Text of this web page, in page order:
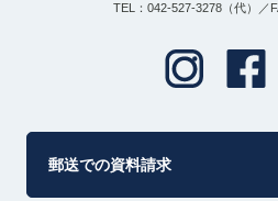
TEL：042-527-3278（代）／
郵送での資料請求